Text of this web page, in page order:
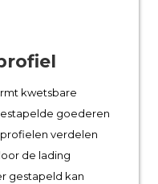
kwetsbare
goederen
verdelen
de lading
gestapeld kan